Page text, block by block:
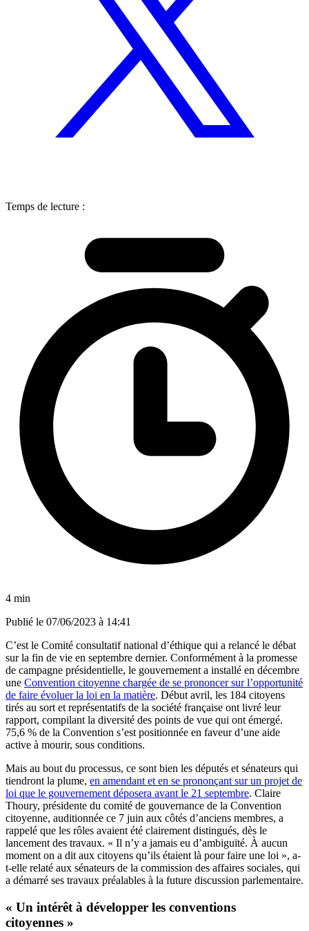
Temps de lecture :
4 min
Publié le 07/06/2023 à 14:41
C’est le Comité consultatif national d’éthique qui a relancé le débat
sur la fin de vie en septembre dernier. Conformément à la promesse
de campagne présidentielle, le gouvernement a installé en décembre
une Convention citoyenne chargée de se prononcer sur l’opportunité
de faire évoluer la loi en la matière. Début avril, les 184 citoyens
tirés au sort et représentatifs de la société française ont livré leur
rapport, compilant la diversité des points de vue qui ont émergé.
75,6 % de la Convention s’est positionnée en faveur d’une aide
active à mourir, sous conditions.
Mais au bout du processus, ce sont bien les députés et sénateurs qui
tiendront la plume, en amendant et en se prononçant sur un projet de
loi que le gouvernement déposera avant le 21 septembre. Claire
Thoury, présidente du comité de gouvernance de la Convention
citoyenne, auditionnée ce 7 juin aux côtés d’anciens membres, a
rappelé que les rôles avaient été clairement distingués, dès le
lancement des travaux. « Il n’y a jamais eu d’ambiguïté. À aucun
moment on a dit aux citoyens qu’ils étaient là pour faire une loi », a-
t-elle relaté aux sénateurs de la commission des affaires sociales, qui
a démarré ses travaux préalables à la future discussion parlementaire.
« Un intérêt à développer les conventions
citoyennes »